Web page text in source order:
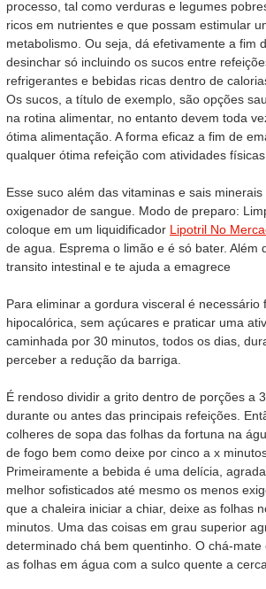
processo, tal como verduras e legumes
ricos em nutrientes e que possam estimular
metabolismo. Ou seja, dá efetivamente a fim
desinchar só incluindo os sucos entre
refrigerantes e bebidas ricas dentro de
Os sucos, a título de exemplo, são opções
na rotina alimentar, no entanto devem toda
ótima alimentação. A forma eficaz a fim de
qualquer ótima refeição com atividades físicas
Esse suco além das vitaminas e sais
oxigenador de sangue. Modo de preparo:
coloque em um liquidificador Lipotril No
de agua. Esprema o limão e é só bater. Além
transito intestinal e te ajuda a emagrece
Para eliminar a gordura visceral é necessário
hipocalórica, sem açúcares e praticar uma
caminhada por 30 minutos, todos os dias,
perceber a redução da barriga.
É rendoso dividir a grito dentro de porções a
durante ou antes das principais refeições.
colheres de sopa das folhas da fortuna na
de fogo bem como deixe por cinco a x
Primeiramente a bebida é uma delícia,
melhor sofisticados até mesmo os menos
que a chaleira iniciar a chiar, deixe as folhas
minutos. Uma das coisas em grau superior
determinado chá bem quentinho. O chá-
as folhas em água com a sulco quente a